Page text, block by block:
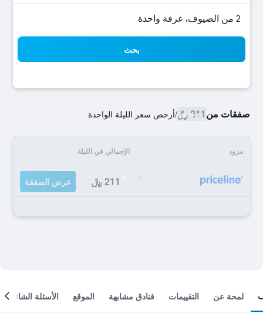
2 من الضيوف، غرفة واحدة
بحث
صفقات من211 ﷼ /أرخص سعر الليلة الواحدة
مزود الإجمالي في الليلة
211 ﷼ عرض الصفقة
لمحة عن التقييمات فنادق مشابهة الموقع الأسئلة الشائعة